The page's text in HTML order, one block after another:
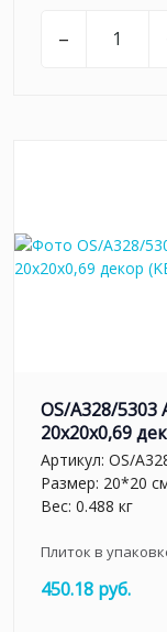
–
OS/A328/5303
20x20x0,69
Артикул: OS/
Размер: 20*20
Вес: 0.488 кг
Плиток в
450.18 руб.